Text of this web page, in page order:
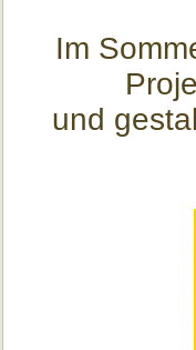
Im
und